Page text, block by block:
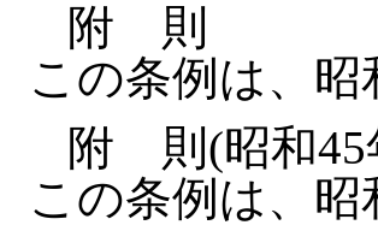
附 則
この条例は、昭
附 則(昭和45
この条例は、昭